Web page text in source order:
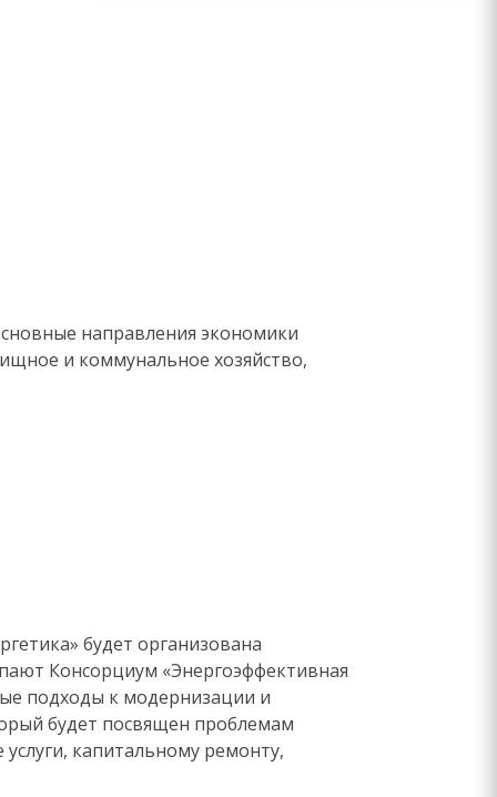
направления экономики
и коммунальное хозяйство,
будет организована
Консорциум «Энергоэффективная
подходы к модернизации и
будет посвящен проблемам
капитальному ремонту,